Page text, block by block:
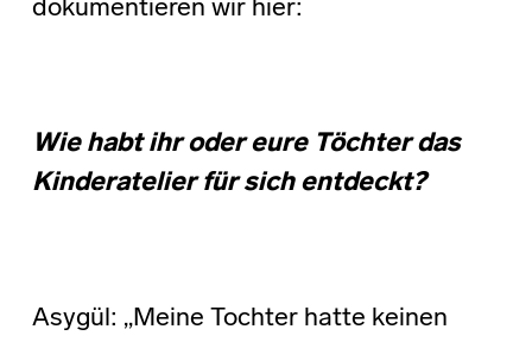
dokumentieren wir hier:
Wie habt ihr oder eure Töchter das
Kinderatelier für sich entdeckt?
Asygül: „Meine Tochter hatte keinen